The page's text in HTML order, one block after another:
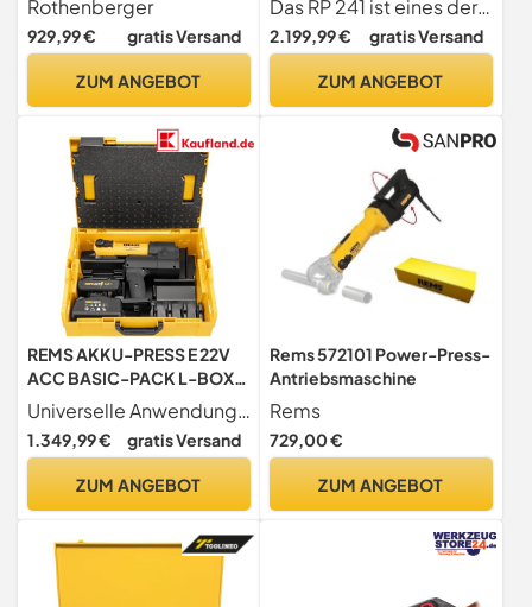
1000004261 | Pressen,
Pressmaschine,
Presszange
Rothenberger
929,99 € gratis Versand
ZUM ANGEBOT
Das RP 241 ist eines der neuesten Werkzeuge der Produktfamilie der Kompekt-Presswerkzeuge von RIDGID Dieses flache Design ist leicht und ausbalanciert Zu den Merkmalen gehört ein ergonomisches Design für eine optimale Einhandbedienung, damit Sie auch in engen Bereichen oder über Kopf problemlos arbeiten können
2.199,99 € gratis Versand
ZUM ANGEBOT
REMS AKKU-PRESS E 22V
ACC BASIC-PACK L-BOXX
(zur Herstellung von
Pressverbindungen,
universell bis ؠ110mm 3/8-
R220
Universelle Anwendung bis 110mm Ideal für Kunststoffrohre und Elektroschweißmuffen aus PE mit einem Durchmesser von bis zu 110 mm.
1.349,99 € gratis Versand
ZUM ANGEBOT
Rems 572101 Power-Press-
Antriebsmaschine
Rems
729,00 €
ZUM ANGEBOT